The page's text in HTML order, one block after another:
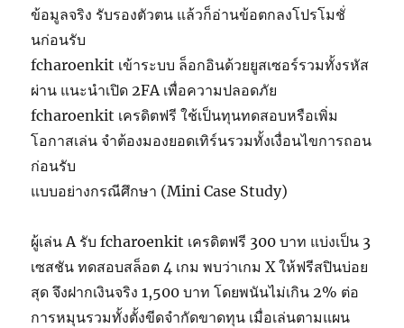
ข้อมูลจริง รับรองตัวตน แล้วก็อ่านข้อตกลงโปรโมชั่
นก่อนรับ
fcharoenkit เข้าระบบ ล็อกอินด้วยยูสเซอร์รวมทั้งรหัส
ผ่าน แนะนำเปิด 2FA เพื่อความปลอดภัย
fcharoenkit เครดิตฟรี ใช้เป็นทุนทดสอบหรือเพิ่ม
โอกาสเล่น จำต้องมองยอดเทิร์นรวมทั้งเงื่อนไขการถอน
ก่อนรับ
แบบอย่างกรณีศึกษา (Mini Case Study)
ผู้เล่น A รับ fcharoenkit เครดิตฟรี 300 บาท แบ่งเป็น 3
เซสชัน ทดสอบสล็อต 4 เกม พบว่าเกม X ให้ฟรีสปินบ่อย
สุด จึงฝากเงินจริง 1,500 บาท โดยพนันไม่เกิน 2% ต่อ
การหมุนรวมทั้งตั้งขีดจำกัดขาดทุน เมื่อเล่นตามแผน